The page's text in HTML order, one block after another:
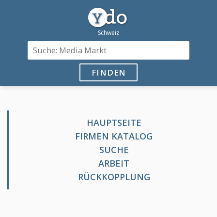
FINDEN
HAUPTSEITE
FIRMEN KATALOG
SUCHE
ARBEIT
RÜCKKOPPLUNG